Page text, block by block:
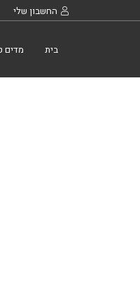
החשבון שלי
בית מדים